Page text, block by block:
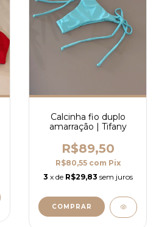
Calcinha fio duplo
amarração | Tifany
R$89,50
R$80,55 com Pix
3 x de R$29,83 sem juros
COMPRAR